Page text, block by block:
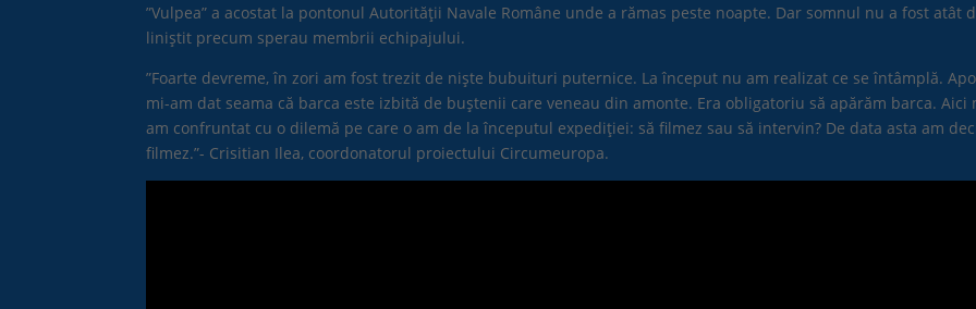
”Vulpea” a acostat la pontonul Autorității Navale Române unde a rămas peste noapte. Dar somnul nu a fost atât
liniștit precum sperau membrii echipajului.
”Foarte devreme, în zori am fost trezit de niște bubuituri puternice. La început nu am realizat ce se întâmplă.
mi-am dat seama că barca este izbită de buștenii care veneau din amonte. Era obligatoriu să apărăm barca. Aici
am confruntat cu o dilemă pe care o am de la începutul expediției: să filmez sau să intervin? De data asta am
filmez.”- Crisitian Ilea, coordonatorul proiectului Circumeuropa.